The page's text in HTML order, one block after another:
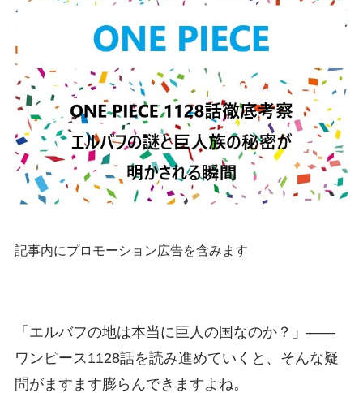
記事内にプロモーション広告を含みます
「エルバフの地は本当に巨人の国なのか？」――
ワンピース1128話を読み進めていくと、そんな疑
問がますます膨らんできますよね。